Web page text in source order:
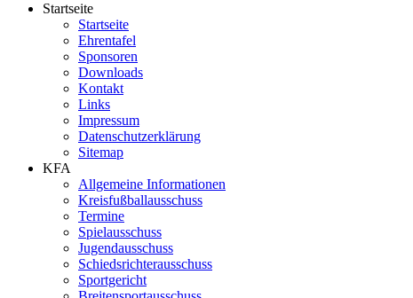
Startseite
Startseite
Ehrentafel
Sponsoren
Downloads
Kontakt
Links
Impressum
Datenschutzerklärung
Sitemap
KFA
Allgemeine Informationen
Kreisfußballausschuss
Termine
Spielausschuss
Jugendausschuss
Schiedsrichterausschuss
Sportgericht